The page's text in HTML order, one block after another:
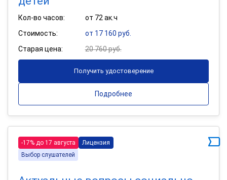
Кол-во часов:
от 72 ак.ч
Стоимость:
от 17 160 руб.
Старая цена:
20 760 руб.
Получить удостоверение
Подробнее
-17% до 17 августа
Лицензия
Выбор слушателей